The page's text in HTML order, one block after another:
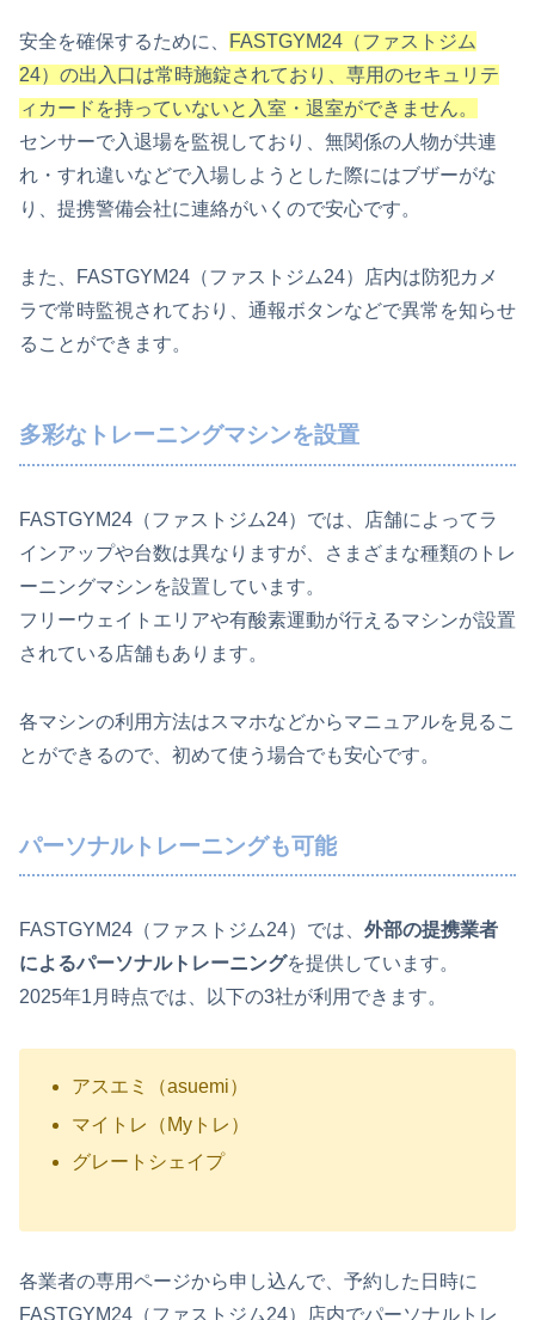
安全を確保するために、
FASTGYM24（ファストジム
24）の出入口は常時施錠されており、専用のセキュリテ
ィカードを持っていないと入室・退室ができません。
センサーで入退場を監視しており、無関係の人物が共連
れ・すれ違いなどで入場しようとした際にはブザーがな
り、提携警備会社に連絡がいくので安心です。
また、FASTGYM24（ファストジム24）店内は防犯カメ
ラで常時監視されており、通報ボタンなどで異常を知らせ
ることができます。
多彩なトレーニングマシンを設置
FASTGYM24（ファストジム24）では、店舗によってラ
インアップや台数は異なりますが、さまざまな種類のトレ
ーニングマシンを設置しています。
フリーウェイトエリアや有酸素運動が行えるマシンが設置
されている店舗もあります。
各マシンの利用方法はスマホなどからマニュアルを見るこ
とができるので、初めて使う場合でも安心です。
パーソナルトレーニングも可能
FASTGYM24（ファストジム24）では、 外部の提携業者
によるパーソナルトレーニングを提供しています。
2025年1月時点では、以下の3社が利用できます。
アスエミ（asuemi）
マイトレ（Myトレ）
グレートシェイプ
各業者の専用ページから申し込んで、予約した日時に
FASTGYM24（ファストジム24）店内でパーソナルトレ